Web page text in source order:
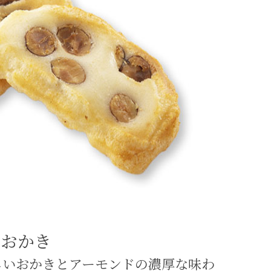
かき
おかきとアーモンドの濃厚な味わ